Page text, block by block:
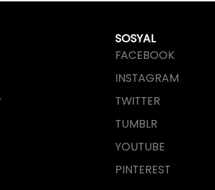
SOSYAL
INSTAGRAM